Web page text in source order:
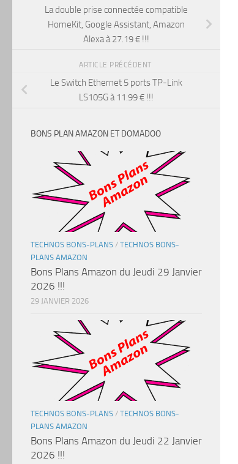
La double prise connectée compatible
HomeKit, Google Assistant, Amazon
Alexa à 27.19 € !!!
ARTICLE PRÉCÉDENT
Le Switch Ethernet 5 ports TP-Link
LS105G à 11.99 € !!!
BONS PLAN AMAZON ET DOMADOO
TECHNOS BONS-PLANS / TECHNOS BONS-
PLANS AMAZON
Bons Plans Amazon du Jeudi 29 Janvier
2026 !!!
29 JANVIER 2026
TECHNOS BONS-PLANS / TECHNOS BONS-
PLANS AMAZON
Bons Plans Amazon du Jeudi 22 Janvier
2026 !!!